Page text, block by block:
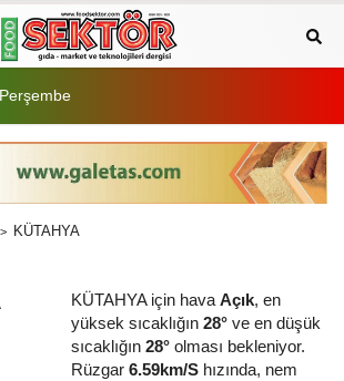
KÜTAHYA
KÜTAHYA için hava Açık, en
yüksek sıcaklığın 28°ve en düşük
sıcaklığın 28°olması bekleniyor.
Rüzgar 6.59km/Shızında, nem